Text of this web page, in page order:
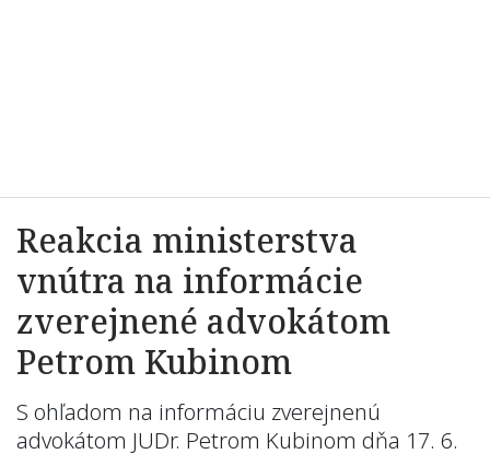
Reakcia ministerstva
vnútra na informácie
zverejnené advokátom
Petrom Kubinom
S ohľadom na informáciu zverejnenú
advokátom JUDr. Petrom Kubinom dňa 17. 6.